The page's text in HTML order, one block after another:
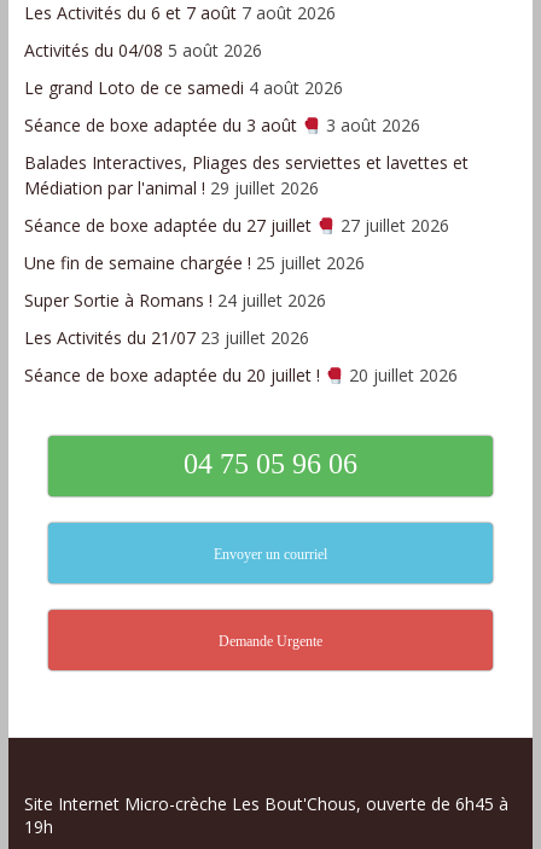
Les Activités du 6 et 7 août 7 août 2026
Activités du 04/08 5 août 2026
Le grand Loto de ce samedi 4 août 2026
Séance de boxe adaptée du 3 août
3 août 2026
Balades Interactives, Pliages des serviettes et lavettes et
Médiation par l'animal ! 29 juillet 2026
Séance de boxe adaptée du 27 juillet
27 juillet 2026
Une fin de semaine chargée ! 25 juillet 2026
Super Sortie à Romans ! 24 juillet 2026
Les Activités du 21/07 23 juillet 2026
Séance de boxe adaptée du 20 juillet !
20 juillet 2026
04 75 05 96 06
Envoyer un courriel
Demande Urgente
Site Internet Micro-crèche Les Bout'Chous, ouverte de 6h45 à
19h